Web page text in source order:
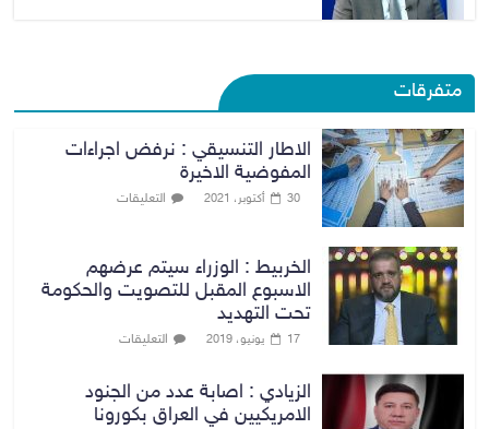
متفرقات
الاطار التنسيقي : نرفض اجراءات
المفوضية الاخيرة
30 أكتوبر، 2021 التعليقات
الخربيط : الوزراء سيتم عرضهم
الاسبوع المقبل للتصويت والحكومة
تحت التهديد
17 يونيو، 2019 التعليقات
الزيادي : اصابة عدد من الجنود
الامريكيين في العراق بكورونا